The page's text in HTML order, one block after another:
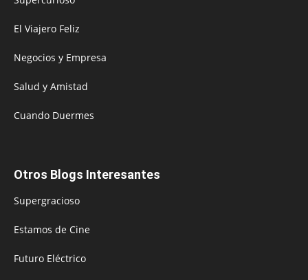
El Viajero Feliz
Negocios y Empresa
Salud y Amistad
Cuando Duermes
Otros Blogs Interesantes
Supergracioso
Estamos de Cine
Futuro Eléctrico